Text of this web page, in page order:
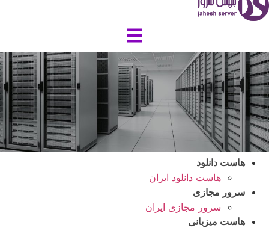
هاست دانلود
هاست دانلود ایران
سرور مجازی
سرور مجازی ایران
هاست میزبانی